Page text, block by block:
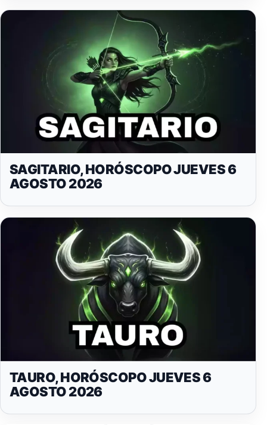
SAGITARIO, HORÓSCOPO JUEVES 6
AGOSTO 2026
TAURO, HORÓSCOPO JUEVES 6
AGOSTO 2026